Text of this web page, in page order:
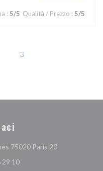
: 5/5 Qualità / Prezzo : 5/5
3
75020 Paris 20((apre una
29 10